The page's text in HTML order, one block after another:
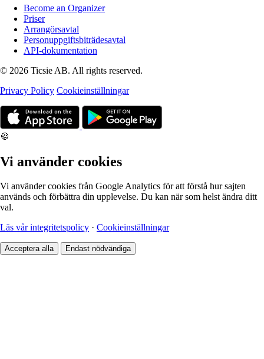
Become an Organizer
Priser
Arrangörsavtal
Personuppgiftsbiträdesavtal
API-dokumentation
© 2026 Ticsie AB. All rights reserved.
Privacy Policy Cookieinställningar
🍪
Vi använder cookies
Vi använder cookies från Google Analytics för att förstå hur sajten
används och förbättra din upplevelse. Du kan när som helst ändra ditt
val.
Läs vår integritetspolicy · Cookieinställningar
Acceptera alla Endast nödvändiga